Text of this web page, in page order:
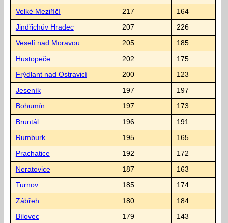
Velké Meziříčí 217 164
Jindřichův Hradec 207 226
Veselí nad Moravou 205 185
Hustopeče 202 175
Frýdlant nad Ostravicí 200 123
Jeseník 197 197
Bohumín 197 173
Bruntál 196 191
Rumburk 195 165
Prachatice 192 172
Neratovice 187 163
Turnov 185 174
Zábřeh 180 184
Bílovec 179 143